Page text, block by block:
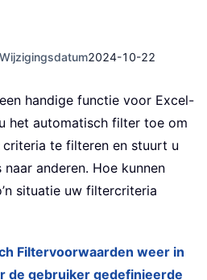
Wijzigingsdatum2024-10-22
handige functie voor Excel-
het automatisch filter toe om
te filteren en stuurt u
anderen. Hoe kunnen
situatie uw filtercriteria
Filtervoorwaarden weer in
de gebruiker gedefinieerde